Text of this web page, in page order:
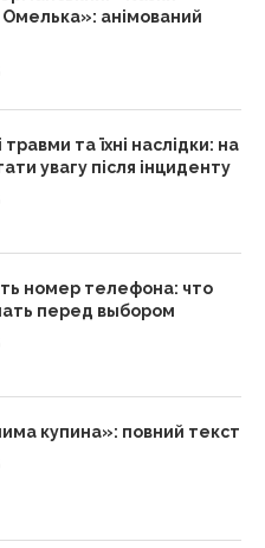
анімований
та їхні наслідки: на
увагу після інциденту
номер телефона: что
перед выбором
купина»: повний текст